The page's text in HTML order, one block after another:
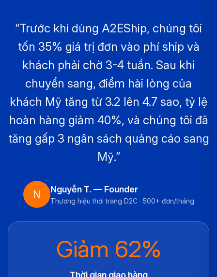
“Trước khi dùng A2EShip, chúng tôi
tốn 35% giá trị đơn vào phí ship và
khách phải chờ 3-4 tuần. Sau khi
chuyển sang, điểm hài lòng của
khách Mỹ tăng từ 3.2 lên 4.7 sao, tỷ lệ
hoàn hàng giảm 40%, và chúng tôi đã
tăng gấp 3 ngân sách quảng cáo sang
Mỹ.”
N Nguyễn T. — Founder
Thương hiệu thời trang D2C · 500+ đơn/tháng
Giảm 62%
Thời gian giao hàng